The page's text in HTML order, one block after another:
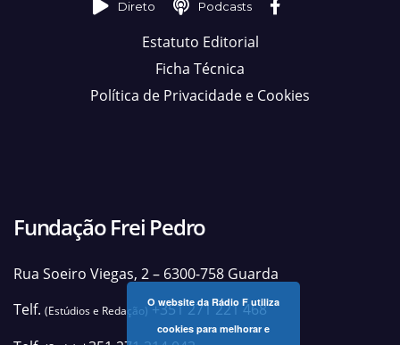
Direto Podcasts
Estatuto Editorial
Ficha Técnica
Política de Privacidade e Cookies
Fundação Frei Pedro
Rua Soeiro Viegas, 2 – 6300-758 Guarda
Telf. (Estúdios e Redação)+351 271 221 468
O website da Rádio F utiliza
cookies para melhorar e